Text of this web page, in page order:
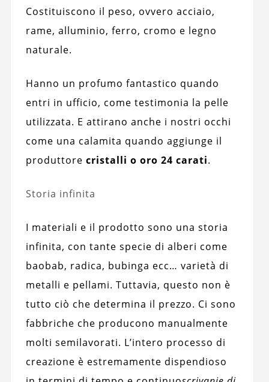
Costituiscono il peso, ovvero acciaio,
rame, alluminio, ferro, cromo e legno
naturale.
Hanno un profumo fantastico quando
entri in ufficio, come testimonia la pelle
utilizzata. E attirano anche i nostri occhi
come una calamita quando aggiunge il
produttore cristalli o oro 24 carati.
Storia infinita
I materiali e il prodotto sono una storia
infinita, con tante specie di alberi come
baobab, radica, bubinga ecc… varietà di
metalli e pellami. Tuttavia, questo non è
tutto ciò che determina il prezzo. Ci sono
fabbriche che producono manualmente
molti semilavorati. L’intero processo di
creazione è estremamente dispendioso